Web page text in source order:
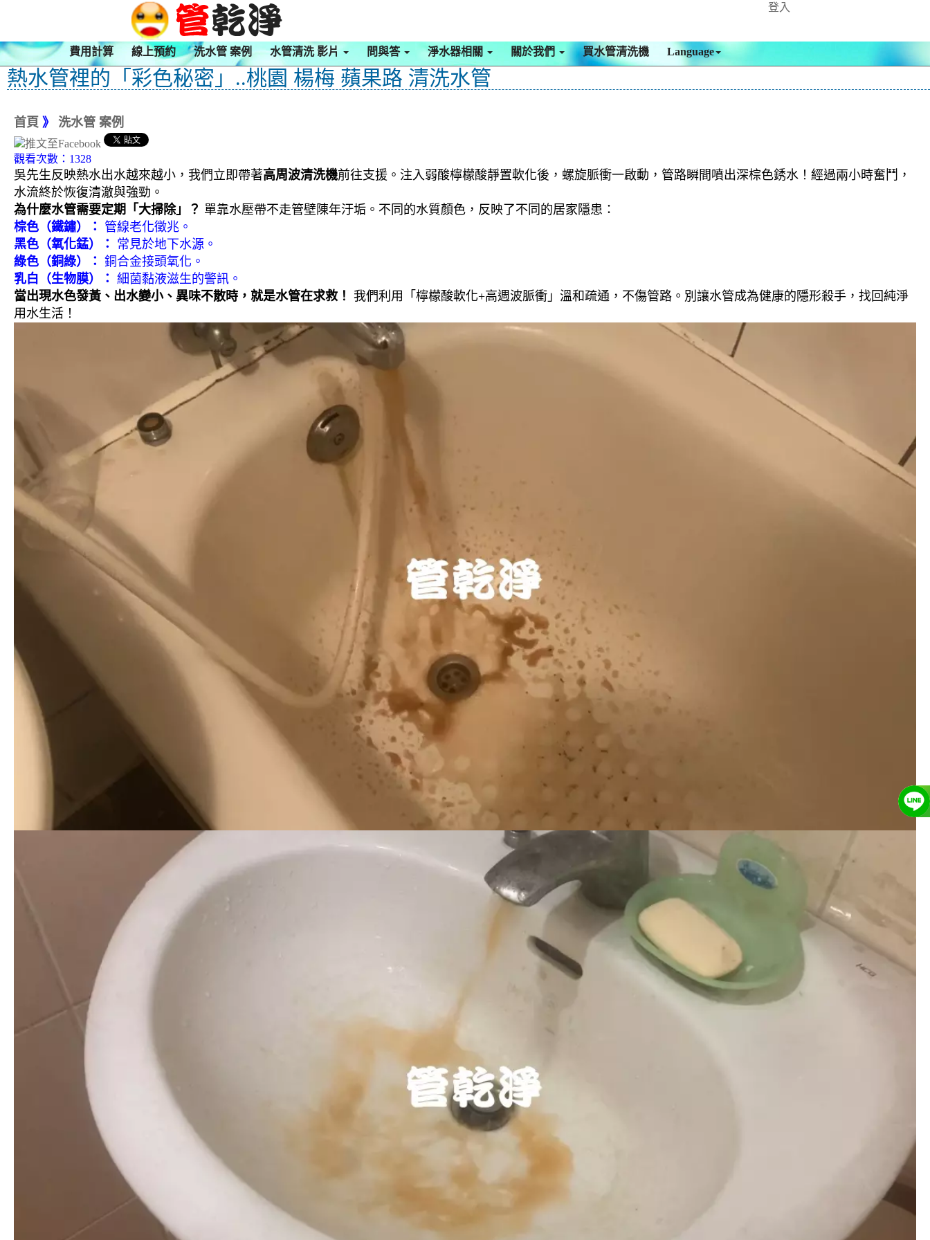
登入
費用計算 線上預約 洗水管 案例 水管清洗 影片 問與答 淨水器相關 關於我們 買水管清洗機 Language
熱水管裡的「彩色秘密」..桃園 楊梅 蘋果路 清洗水管
首頁 》 洗水管 案例
觀看次數：1328
吳先生反映熱水出水越來越小，我們立即帶著高周波清洗機前往支援。注入弱酸檸檬酸靜置軟化後，螺旋脈衝一啟動，管路瞬間噴出深棕色銹水！經過兩小時奮鬥，
水流終於恢復清澈與強勁。
為什麼水管需要定期「大掃除」？ 單靠水壓帶不走管壁陳年汙垢。不同的水質顏色，反映了不同的居家隱患：
棕色（鐵鏽）：
管線老化徵兆。
黑色（氧化錳）：
常見於地下水源。
綠色（銅綠）： 銅合金接頭氧化。
乳白（生物膜）： 細菌黏液滋生的警訊。
當出現水色發黃、出水變小、異味不散時，就是水管在求救！
我們利用「檸檬酸軟化+高週波脈衝」溫和疏通，不傷管路。別讓水管成為健康的隱形殺手，找回純淨
用水生活！